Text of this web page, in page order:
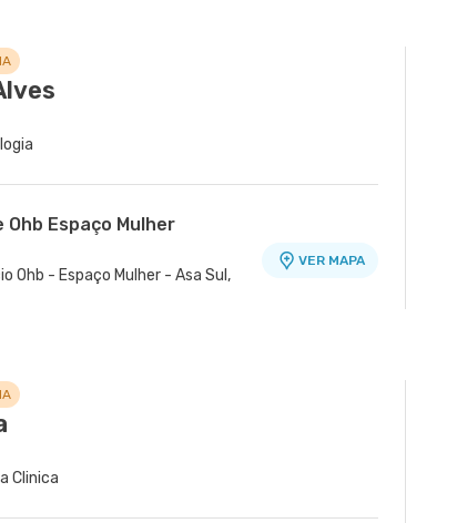
Espaço Mulher
Ohb - Espaço Mulher - Asa Sul,
VER MAPA
Clinica